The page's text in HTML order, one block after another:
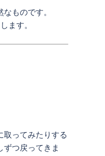
ものです。
ます。
取ってみたりする
つ戻ってきま